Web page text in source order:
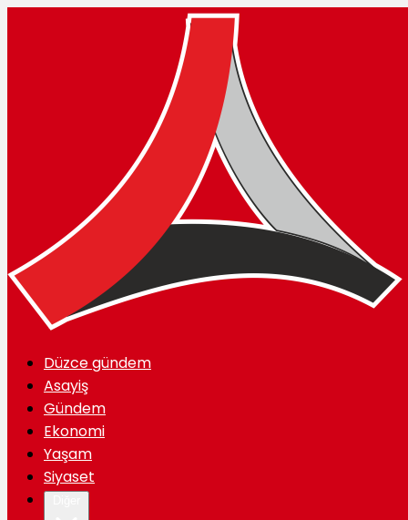
Düzce gündem
Asayiş
Gündem
Ekonomi
Yaşam
Siyaset